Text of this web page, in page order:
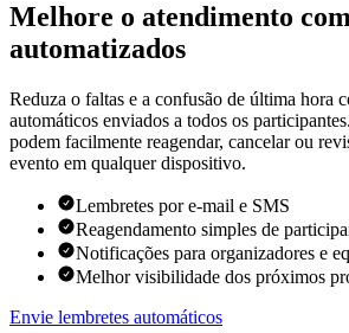
Melhore o atendimento
automatizados
Reduza o faltas e a confusão de última hora
automáticos enviados a todos os
podem facilmente reagendar, cancelar ou
evento em qualquer dispositivo.
Lembretes por e-mail e SMS
Reagendamento simples de
Notificações para organizadores e
Melhor visibilidade dos próximos
Envie lembretes automáticos